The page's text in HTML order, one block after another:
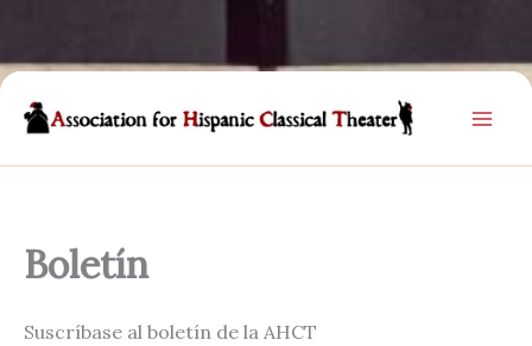
Ir
Boletín
Suscríbase al boletín de la AHCT